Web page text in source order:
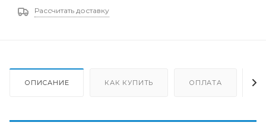
Рассчитать доставку
ОПИСАНИЕ КАК КУПИТЬ ОПЛАТА